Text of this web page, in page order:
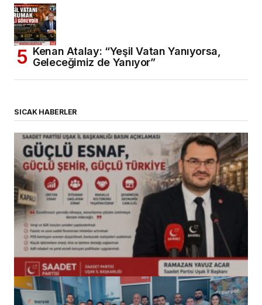
Kenan Atalay: “Yeşil Vatan Yanıyorsa,
Geleceğimiz de Yanıyor”
SICAK HABERLER
(başlıksız)
Alaattin Karahan tarafından 14/07/2026